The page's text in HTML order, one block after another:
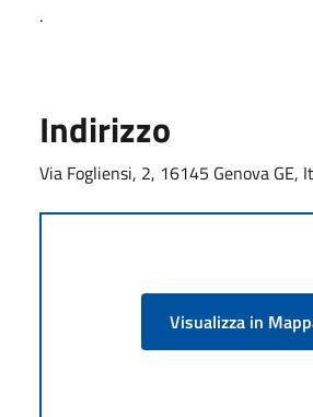
.
Indirizzo
Via Fogliensi, 2, 16145 Genova GE,
Visualizza in